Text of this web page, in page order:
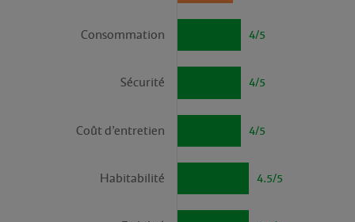
4/5
Consommation
4/5
Sécurité
4/5
Coût d’entretien
4.5/5
Habitabilité